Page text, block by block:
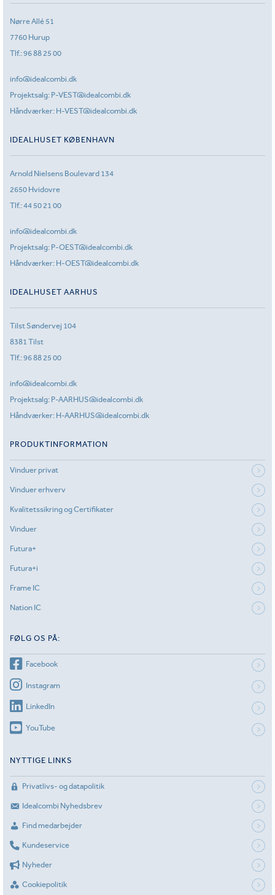
Nørre Allé 51
7760 Hurup
Tlf.:96 88 25 00
info@idealcombi.dk
Projektsalg: P-VEST@idealcombi.dk
Håndværker: H-VEST@idealcombi.dk
IDEALHUSET KØBENHAVN
Arnold Nielsens Boulevard 134
2650 Hvidovre
Tlf.:44 50 21 00
info@idealcombi.dk
Projektsalg: P-OEST@idealcombi.dk
Håndværker: H-OEST@idealcombi.dk
IDEALHUSET AARHUS
Tilst Søndervej 104
8381 Tilst
Tlf.:96 88 25 00
info@idealcombi.dk
Projektsalg: P-AARHUS@idealcombi.dk
Håndværker: H-AARHUS@idealcombi.dk
PRODUKTINFORMATION
Vinduer privat
Vinduer erhverv
Kvalitetssikring og Certifikater
Vinduer
Futura+
Futura+i
Frame IC
Nation IC
FØLG OS PÅ:
Facebook
Instagram
LinkedIn
YouTube
NYTTIGE LINKS
Privatlivs- og datapolitik
Idealcombi Nyhedsbrev
Find medarbejder
Kundeservice
Nyheder
Cookiepolitik